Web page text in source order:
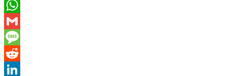
Telegram
WhatsApp
Gmail
Message
Reddit